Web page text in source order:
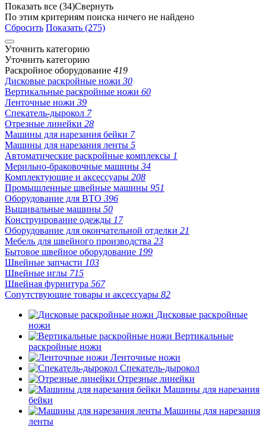
Показать все (34)Свернуть
По этим критериям поиска ничего не найдено
Сбросить Показать (275)
Уточнить категорию
Уточнить категорию
Раскройное оборудование 419
Дисковые раскройные ножи 30
Вертикальные раскройные ножи 60
Ленточные ножи 39
Спекатель-дырокол 7
Отрезные линейки 28
Машины для нарезания бейки 7
Машины для нарезания ленты 5
Автоматические раскройные комплексы 1
Мерильно-браковочные машины 34
Комплектующие и аксессуары 208
Промышленные швейные машины 951
Оборудование для ВТО 396
Вышивальные машины 50
Конструирование одежды 17
Оборудование для окончательной отделки 21
Мебель для швейного производства 23
Бытовое швейное оборудование 199
Швейные запчасти 103
Швейные иглы 715
Швейная фурнитура 567
Сопутствующие товары и аксессуары 82
Дисковые раскройные
ножи
Вертикальные
раскройные ножи
Ленточные ножи
Спекатель-дырокол
Отрезные линейки
Машины для нарезания
бейки
Машины для нарезания
ленты